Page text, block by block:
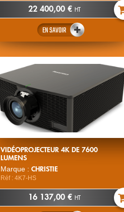
22 400,00 €HT
EN SAVOIR
VIDÉOPROJECTEUR 4K DE 7600
LUMENS
Marque : CHRISTIE
Réf : 4K7-HS
16 137,00 €HT